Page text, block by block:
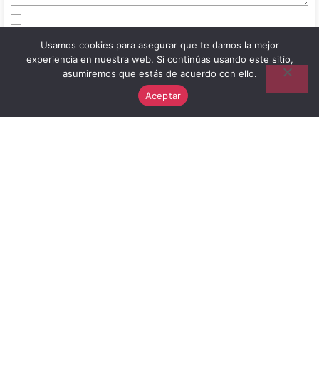
VERSENDEN
Usamos cookies para asegurar que te damos la mejor
experiencia en nuestra web. Si continúas usando este sitio,
asumiremos que estás de acuerdo con ello.
Aceptar